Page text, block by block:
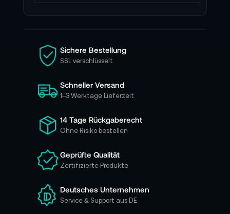
d
i
e
s
c
h
ü
r
u
e
e
n
N
Sichere Bestellung
SSL verschlüsselt
Schneller Versand
1–3 Werktage Lieferzeit
14 Tage Rückgaberecht
Ohne Risiko bestellen
Geprüfte Qualität
Zertifizierte Produkte
Deutsches Unternehmen
Service & Support aus DE